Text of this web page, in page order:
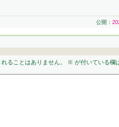
公開：
ることはありません。
※ が付いている欄